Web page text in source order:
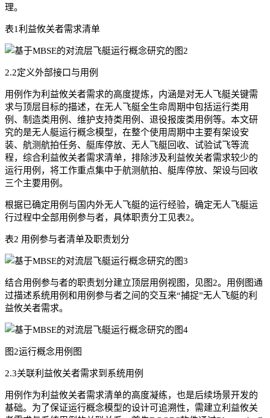
理。
表1利益攸关者需求清单
2.2定义外部接口与用例
用例作为利益攸关者需求的高度提炼，内涵是对无人飞艇关键需
求与顶层目标的描述，在无人飞艇全生命周期中包括运行类用
例、制造类用例、维护支持类用例、退役报废类用例等。本文研
究的是无人艇运行概念模型，在整个使用周期中主要有架设安
装、航测航拍任务、艇库停放、无人飞艇回收、试验试飞等流
程，综合利益攸关者需求清单，排除涉及利益攸关者需求较少的
运行用例，将工作重点集中于航测航拍、艇库停放、架设与回收
三个主要用例。
根据已确定用例与国内外无人飞艇的运行经验，确定无人飞艇运
行过程中全部用例参与者，具体职责分工见表2。
表2 用例参与者清单及职责划分
结合用例参与者的职责划分建立顶层用例视图，见图2。用例图通
过描述系统用例和用例参与者之间的交互来“捕捉”无人飞艇的利
益攸关者需求。
图2运行概念用例图
2.3关联利益攸关者需求到系统用例
用例作为利益攸关者需求清单的高度凝练，也是后续场景开发的
基础。为了保证运行概念模型的设计可追溯性，需建立利益攸关